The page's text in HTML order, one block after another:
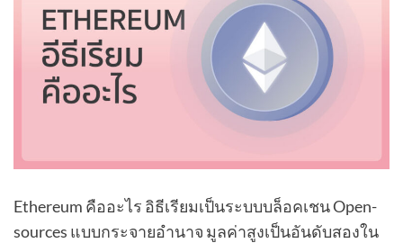
Ethereum คืออะไร อิธีเรียมเป็นระบบบล็อคเชน Open-
sources แบบกระจายอำนาจ มูลค่าสูงเป็นอันดับสองใน